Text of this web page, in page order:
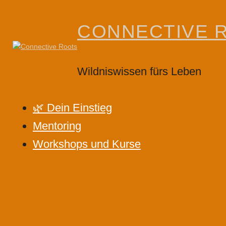
CONNECTIVE
Wildniswissen fürs Leben
🌿 Dein Einstieg
Mentoring
Workshops und Kurse